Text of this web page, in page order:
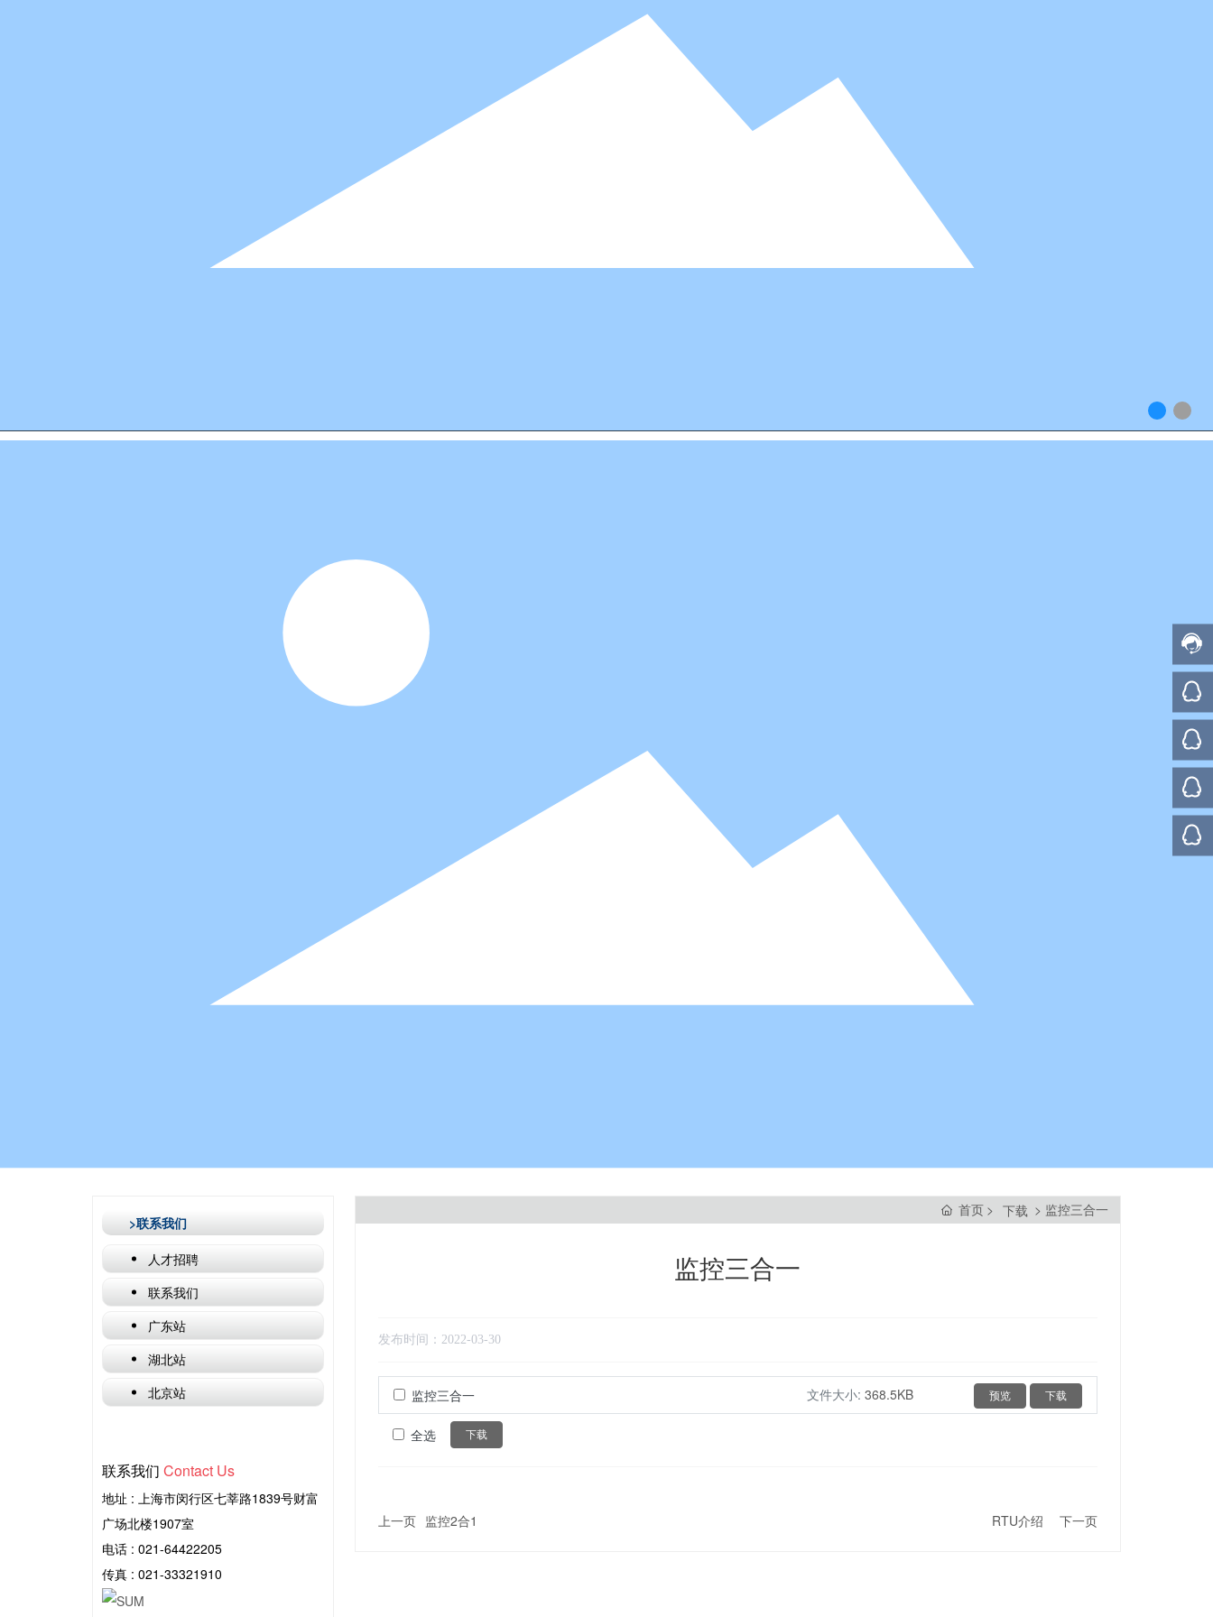
>联系我们
人才招聘
联系我们
广东站
湖北站
北京站
联系我们 Contact Us
地址 : 上海市闵行区七莘路1839号财富
广场北楼1907室
电话 : 021-64422205
传真 : 021-33321910
首页 下载 监控三合一
监控三合一
发布时间： 2022-03-30
监控三合一 文件大小: 368.5KB 预览 下载
全选 下载
上一页 监控2合1 RTU介绍 下一页